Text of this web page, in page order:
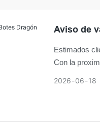
Aviso de
Estimados
Con la
2026 06 18